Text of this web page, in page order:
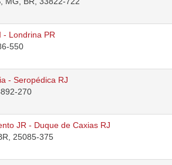
- Londrina PR
550
- Seropédica RJ
270
JR - Duque de Caxias RJ
25085-375